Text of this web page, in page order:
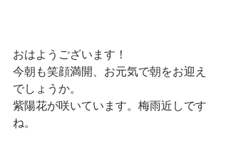
おはようございます！
今朝も笑顔満開、お元気で朝をお迎え
でしょうか。
紫陽花が咲いています。梅雨近しです
ね。